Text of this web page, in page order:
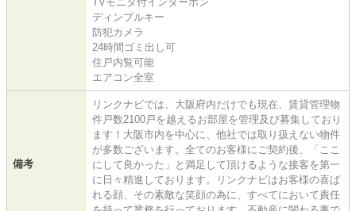
ディンプルキー
防犯カメラ
24時間ゴミ出し可
住戸内覧可能
エアコン全室
備考
リンクナビでは、大阪府内だけでも現在、賃貸管理物
件戸数2100戸を越えるお部屋を管理及び募集しており
ます！大阪市内を中心に、他社では取り扱えない物件
が多数ございます。全てのお客様にご契約後、「ここ
にして良かった」と満足して頂けるような接客を第一
に日々精進しております。リンクナビはお客様の喜ば
れる顔、その素敵な笑顔の為に、すべてにおいて責任